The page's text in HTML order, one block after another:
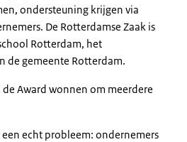
ondersteuning krijgen via
De Rotterdamse Zaak is
Rotterdam, het
de gemeente Rotterdam.
Award wonnen om meerdere
echt probleem: ondernemers